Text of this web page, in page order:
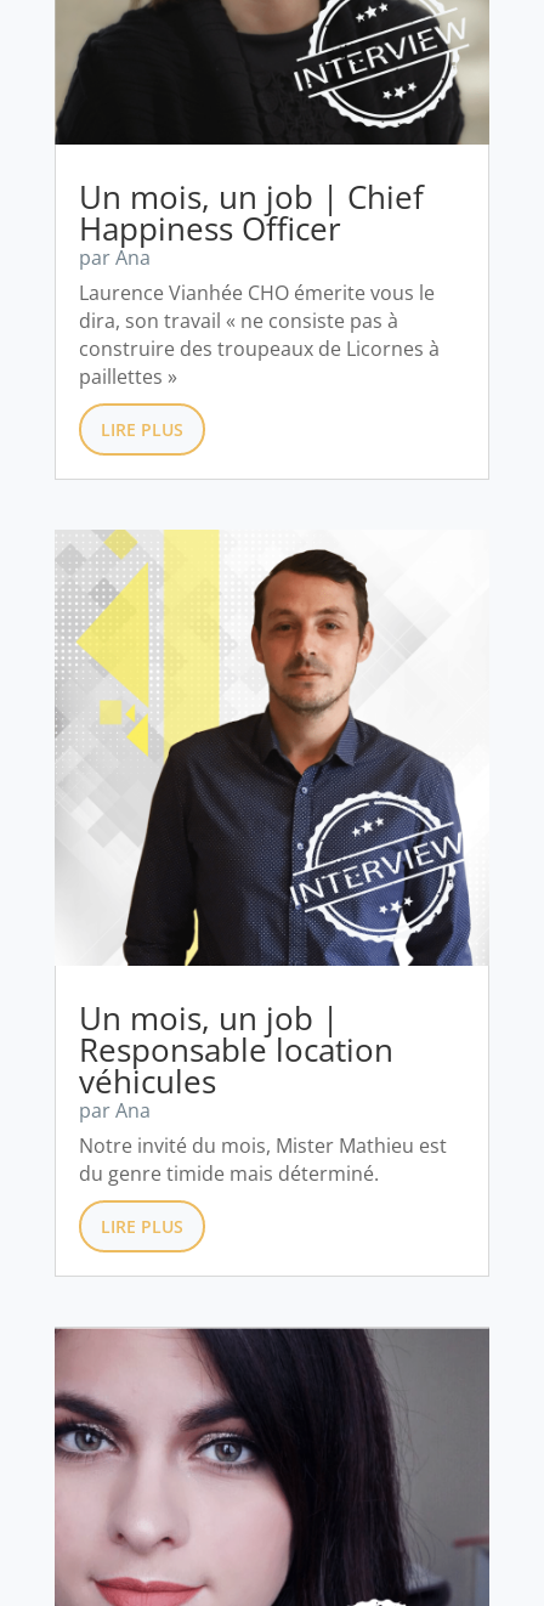
Un mois, un job | Chief
Happiness Officer
parAna
Laurence Vianhée CHO émerite vous le
dira, son travail « ne consiste pas à
construire des troupeaux de Licornes à
paillettes »
LIRE PLUS
Un mois, un job |
Responsable location
véhicules
parAna
Notre invité du mois, Mister Mathieu est
du genre timide mais déterminé.
LIRE PLUS